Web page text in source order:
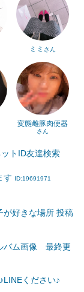
ミミ さん
変態雌豚肉便器
さん
トID友達検索
す ID:19691971
が好きな場所 投稿
バム画像 最終更